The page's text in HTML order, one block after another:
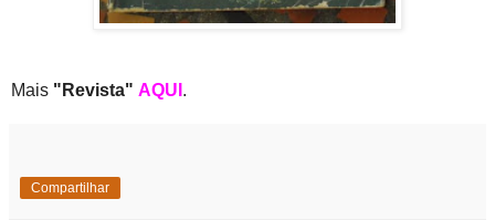
Mais "Revista" AQUI .
Compartilhar